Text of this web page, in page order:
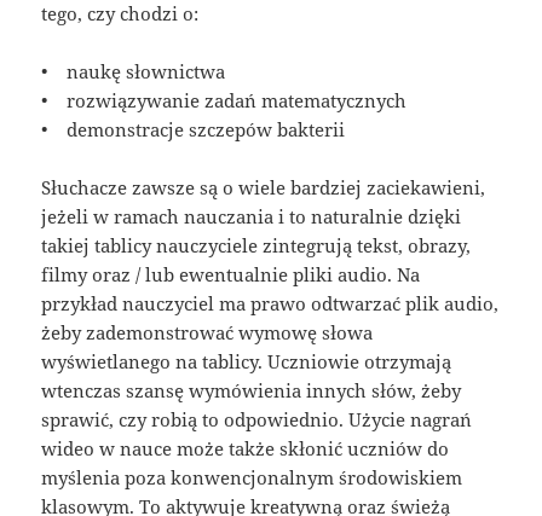
tego, czy chodzi o:
• naukę słownictwa
• rozwiązywanie zadań matematycznych
• demonstracje szczepów bakterii
Słuchacze zawsze są o wiele bardziej zaciekawieni,
jeżeli w ramach nauczania i to naturalnie dzięki
takiej tablicy nauczyciele zintegrują tekst, obrazy,
filmy oraz / lub ewentualnie pliki audio. Na
przykład nauczyciel ma prawo odtwarzać plik audio,
żeby zademonstrować wymowę słowa
wyświetlanego na tablicy. Uczniowie otrzymają
wtenczas szansę wymówienia innych słów, żeby
sprawić, czy robią to odpowiednio. Użycie nagrań
wideo w nauce może także skłonić uczniów do
myślenia poza konwencjonalnym środowiskiem
klasowym. To aktywuje kreatywną oraz świeżą